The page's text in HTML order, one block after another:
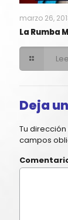
marzo 26,
La Rumba
Deja
Tu
campos